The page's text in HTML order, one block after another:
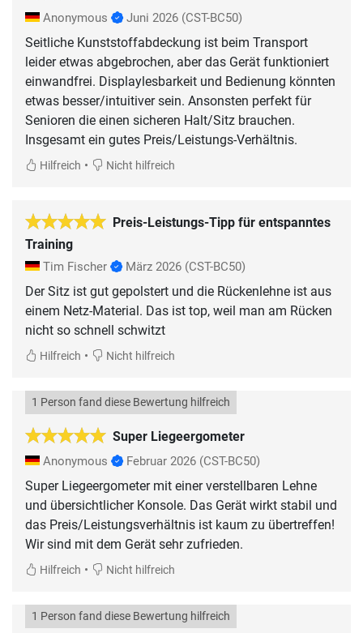
Anonymous Juni 2026 (CST-BC50)
Seitliche Kunststoffabdeckung ist beim Transport
leider etwas abgebrochen, aber das Gerät funktioniert
einwandfrei. Displaylesbarkeit und Bedienung könnten
etwas besser/intuitiver sein. Ansonsten perfekt für
Senioren die einen sicheren Halt/Sitz brauchen.
Insgesamt ein gutes Preis/Leistungs-Verhältnis.
Hilfreich • Nicht hilfreich
Preis-Leistungs-Tipp für entspanntes
Training
Tim Fischer März 2026 (CST-BC50)
Der Sitz ist gut gepolstert und die Rückenlehne ist aus
einem Netz-Material. Das ist top, weil man am Rücken
nicht so schnell schwitzt
Hilfreich • Nicht hilfreich
Super Liegeergometer
1 Person fand diese Bewertung hilfreich
Anonymous Februar 2026 (CST-BC50)
Super Liegeergometer mit einer verstellbaren Lehne
und übersichtlicher Konsole. Das Gerät wirkt stabil und
das Preis/Leistungsverhältnis ist kaum zu übertreffen!
Wir sind mit dem Gerät sehr zufrieden.
Hilfreich • Nicht hilfreich
1 Person fand diese Bewertung hilfreich